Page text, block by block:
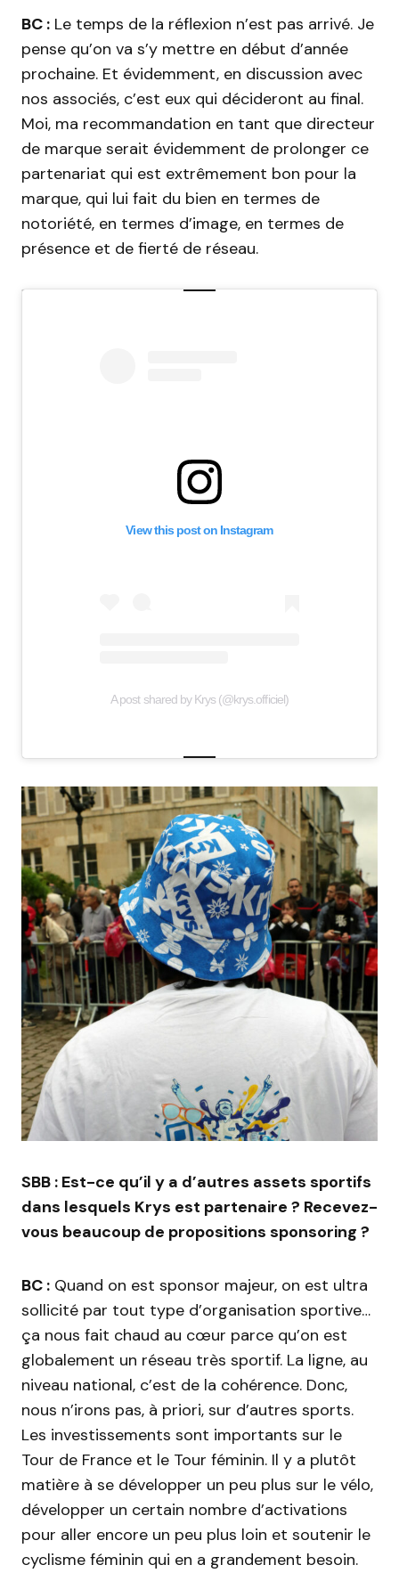
BC : Le temps de la réflexion n’est pas arrivé. Je
pense qu’on va s’y mettre en début d’année
prochaine. Et évidemment, en discussion avec
nos associés, c’est eux qui décideront au final.
Moi, ma recommandation en tant que directeur
de marque serait évidemment de prolonger ce
partenariat qui est extrêmement bon pour la
marque, qui lui fait du bien en termes de
notoriété, en termes d’image, en termes de
présence et de fierté de réseau.
View this post on Instagram
A post shared by Krys (@krys.officiel)
SBB : Est-ce qu’il y a d’autres assets sportifs
dans lesquels Krys est partenaire ? Recevez-
vous beaucoup de propositions sponsoring ?
BC : Quand on est sponsor majeur, on est ultra
sollicité par tout type d’organisation sportive…
ça nous fait chaud au cœur parce qu’on est
globalement un réseau très sportif. La ligne, au
niveau national, c’est de la cohérence. Donc,
nous n’irons pas, à priori, sur d’autres sports.
Les investissements sont importants sur le
Tour de France et le Tour féminin. Il y a plutôt
matière à se développer un peu plus sur le vélo,
développer un certain nombre d’activations
pour aller encore un peu plus loin et soutenir le
cyclisme féminin qui en a grandement besoin.